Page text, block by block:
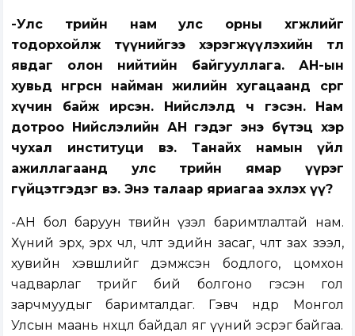
-Улс төрийн нам улс орны хөгжлийг
тодорхойлж түүнийгээ хэрэгжүүлэхийн төлөө
явдаг олон нийтийн байгууллага. АН-ын
хувьд өнгөрсөн найман жилийн хугацаанд сөрөг
хүчин байж ирсэн. Нийслэлд ч гэсэн. Нам
дотроо Нийслэлийн АН гэдэг энэ бүтэц хэр
чухал институци вэ. Танайх намын үйл
ажиллагаанд улс төрийн ямар үүрэг
гүйцэтгэдэг вэ. Энэ талаар яриагаа эхлэх үү?
-АН бол баруун төвийн үзэл баримтлалтай нам.
Хүний эрх, эрх чөлөө, чөлөөт эдийн засаг, чөлөөт зах зээл,
хувийн хэвшлийг дэмжсэн бодлого, цомхон
чадварлаг төрийг бий болгоно гэсэн гол
зарчмуудыг баримталдаг. Гэвч өнөөдөр Монгол
Улсын маань нөхцөл байдал яг үүний эсрэг байгаа.